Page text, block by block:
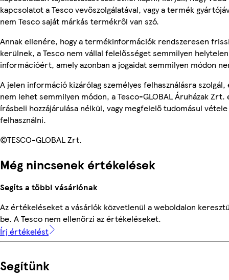
kapcsolatot a Tesco vevőszolgálatával, vagy a termék
nem Tesco saját márkás termékről van szó.
Annak ellenére, hogy a termékinformációk rendszeresen
kerülnek, a Tesco nem vállal felelősséget semmilyen helytelen
információért, amely azonban a jogaidat semmilyen módon
A jelen információ kizárólag személyes felhasználásra szolgál,
nem lehet semmilyen módon, a Tesco-GLOBAL Áruházak Zrt.
írásbeli hozzájárulása nélkül, vagy megfelelő tudomásul
felhasználni.
©TESCO-GLOBAL Zrt.
Még nincsenek értékelések
Segíts a többi vásárlónak
Az értékeléseket a vásárlók közvetlenül a weboldalon
be. A Tesco nem ellenőrzi az értékeléseket.
Írj értékelést
Segítünk